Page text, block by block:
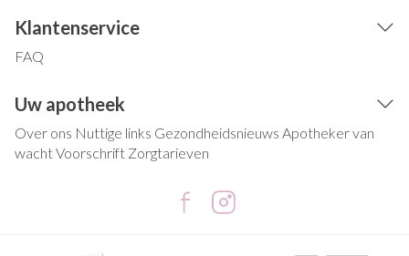
Klantenservice
FAQ
Uw apotheek
Over ons Nuttige links Gezondheidsnieuws Apotheker van
wachtVoorschrift Zorgtarieven